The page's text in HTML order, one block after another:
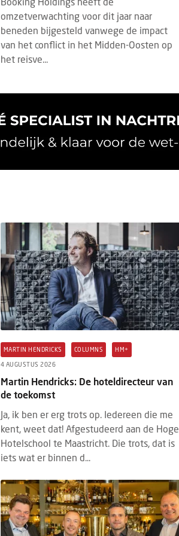
omzetverwachting voor dit jaar naar
beneden bijgesteld vanwege de impact
van het conflict in het Midden-Oosten op
het reisve...
MARTIN HENDRICKS COLUMNS HM+
4 AUGUSTUS 2026
Martin Hendricks: De hoteldirecteur van
de toekomst
Ja, ik ben er erg trots op. Iedereen die me
kent, weet dat! Afgestudeerd aan de Hoge
Hotelschool te Maastricht. Die trots, dat is
iets wat er binnen d...